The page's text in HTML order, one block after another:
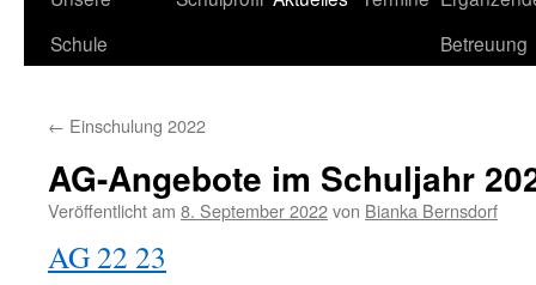
Schule
Betreuung
← Einschulung 2022
AG-Angebote im Schuljahr
Veröffentlicht am 8. September 2022von Bianka Bernsdorf
AG 22 23